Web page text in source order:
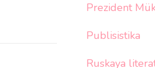
Prezident
Publisistika
Ruskaya